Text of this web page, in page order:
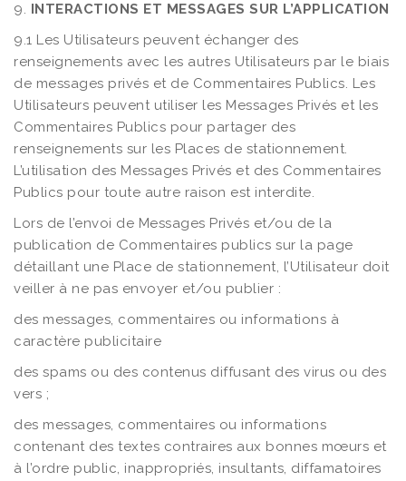
9. INTERACTIONS ET MESSAGES SUR L’APPLICATION
9.1 Les Utilisateurs peuvent échanger des
renseignements avec les autres Utilisateurs par le biais
de messages privés et de Commentaires Publics. Les
Utilisateurs peuvent utiliser les Messages Privés et les
Commentaires Publics pour partager des
renseignements sur les Places de stationnement.
L’utilisation des Messages Privés et des Commentaires
Publics pour toute autre raison est interdite.
Lors de l’envoi de Messages Privés et/ou de la
publication de Commentaires publics sur la page
détaillant une Place de stationnement, l’Utilisateur doit
veiller à ne pas envoyer et/ou publier :
des messages, commentaires ou informations à
caractère publicitaire
des spams ou des contenus diffusant des virus ou des
vers ;
des messages, commentaires ou informations
contenant des textes contraires aux bonnes mœurs et
à l’ordre public, inappropriés, insultants, diffamatoires